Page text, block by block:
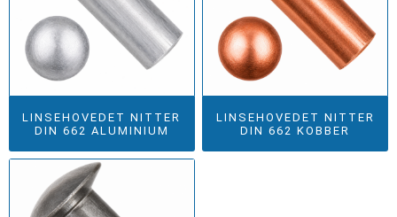
LINSEHOVEDET NITTER
DIN 662 ALUMINIUM
LINSEHOVEDET NITTER
DIN 662 KOBBER